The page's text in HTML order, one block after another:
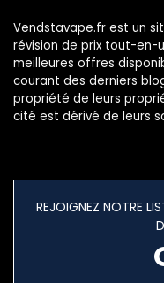
Vendstavape.fr est un
révision de prix tout-en-
meilleures offres
courant des derniers
propriété de leurs
cité est dérivé de leurs
REJOIGNEZ NOTRE